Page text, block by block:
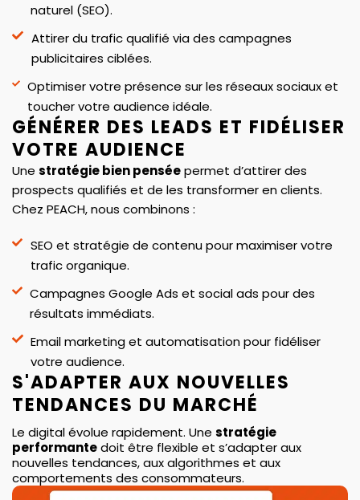
naturel (SEO).
Attirer du trafic qualifié via des campagnes
publicitaires ciblées.
Optimiser votre présence sur les réseaux sociaux et
toucher votre audience idéale.
GÉNÉRER DES LEADS ET FIDÉLISER
VOTRE AUDIENCE
Une stratégie bien penséepermet d’attirer des
prospects qualifiés et de les transformer en clients.
Chez PEACH, nous combinons :
SEO et stratégie de contenu pour maximiser votre
trafic organique.
Campagnes Google Ads et social ads pour des
résultats immédiats.
Email marketing et automatisation pour fidéliser
votre audience.
S'ADAPTER AUX NOUVELLES
TENDANCES DU MARCHÉ
Le digital évolue rapidement. Une stratégie
performantedoit être flexible et s’adapter aux
nouvelles tendances, aux algorithmes et aux
comportements des consommateurs.